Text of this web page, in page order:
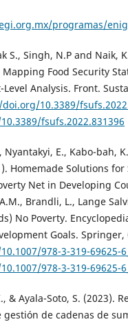
programas/
S., Singh, N.P and Naik,
Food Security
Analysis. Front.
10.3389/
fsufs.2022.831396
Nyantakyi, E., Kabo-bah,
Homemade Solutions for
Net in Developing
Brandli, L., Lange
No Poverty.
Goals. Springer,
978-3-319-69625-
978-3-319-69625-
& Ayala-Soto, S. (2023).
de cadenas de